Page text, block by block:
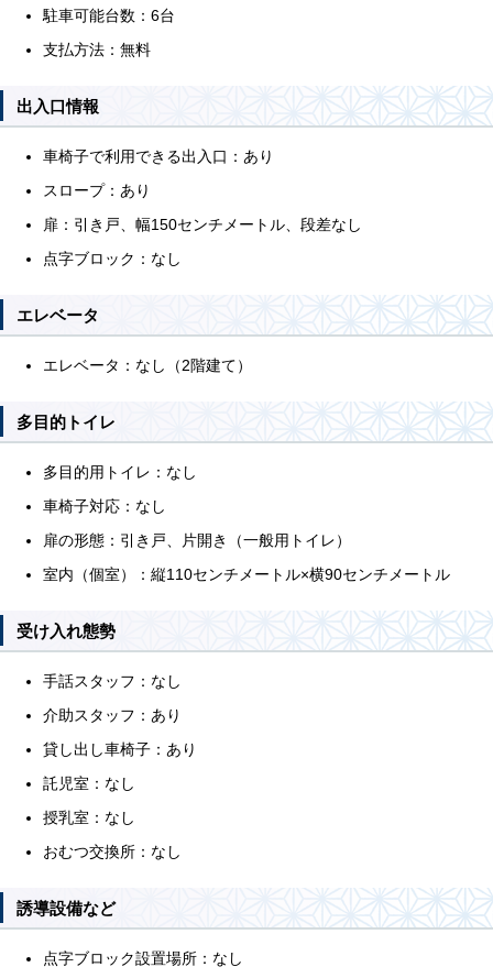
駐車可能台数：6台
支払方法：無料
出入口情報
車椅子で利用できる出入口：あり
スロープ：あり
扉：引き戸、幅150センチメートル、段差なし
点字ブロック：なし
エレベータ
エレベータ：なし（2階建て）
多目的トイレ
多目的用トイレ：なし
車椅子対応：なし
扉の形態：引き戸、片開き（一般用トイレ）
室内（個室）：縦110センチメートル×横90センチメートル
受け入れ態勢
手話スタッフ：なし
介助スタッフ：あり
貸し出し車椅子：あり
託児室：なし
授乳室：なし
おむつ交換所：なし
誘導設備など
点字ブロック設置場所：なし